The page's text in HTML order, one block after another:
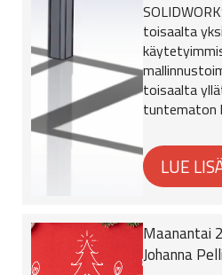
toisaalta
toisaalta
tuntematon
Maanantai
Johanna